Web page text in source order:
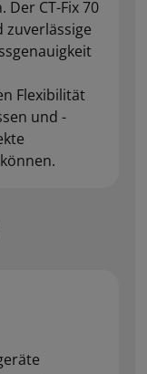
CT-Fix 70
zuverlässige
Flexibilität
und -